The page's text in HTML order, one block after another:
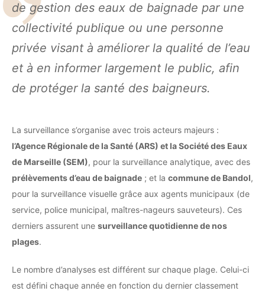
de gestion des eaux de baignade par une
collectivité publique ou une personne
privée visant à améliorer la qualité de l’eau
et à en informer largement le public, afin
de protéger la santé des baigneurs.
La surveillance s’organise avec trois acteurs majeurs :
l’Agence Régionale de la Santé (ARS) et la Société des Eaux
de Marseille (SEM), pour la surveillance analytique, avec des
prélèvements d’eau de baignade ; et la commune de Bandol,
pour la surveillance visuelle grâce aux agents municipaux (de
service, police municipal, maîtres-nageurs sauveteurs). Ces
derniers assurent une surveillance quotidienne de nos
plages.
Le nombre d’analyses est différent sur chaque plage. Celui-ci
est défini chaque année en fonction du dernier classement